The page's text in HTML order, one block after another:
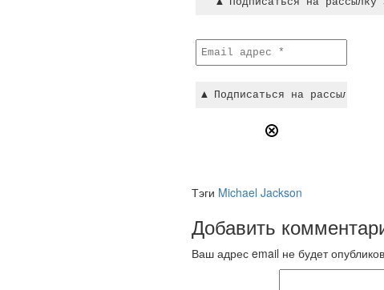
Тэги Michael Jackson
Добавить
Ваш адрес email не будет